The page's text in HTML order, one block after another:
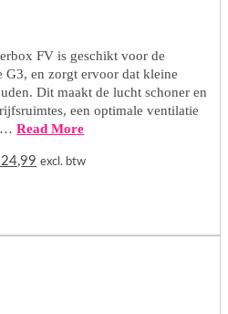
FV is geschikt voor de
G3, en zorgt ervoor dat kleine
Dit maakt de lucht schoner en
een optimale ventilatie
…Read More
Huidige
excl. btw